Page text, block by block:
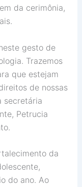
da cerimônia,
gesto de
Trazemos
que estejam
de nossas
secretária
Petrucia
da
do ano. Ao